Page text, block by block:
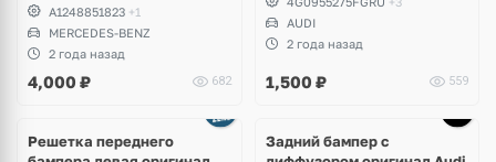
KlassA1248851823 +1
MERCEDES-BENZ
2 года назад
4,000 ₽ 682
AUDI
2 года назад
1,500 ₽ 559
Решетка переднего
Задний бампер с